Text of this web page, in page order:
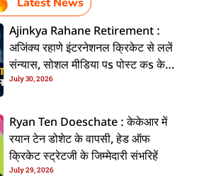
Latest News
Ajinkya Rahane Retirement :
अजिंक्य रहाणे इंटरनेशनल क्रिकेट से ललें
संन्यास, सोशल मीडिया पs पोस्ट कs के
कइलें एलान
July 30, 2026
Ryan Ten Doeschate : केकेआर में
रयान टेन डोशेट के वापसी, हेड ऑफ
क्रिकेट स्ट्रेटजी के जिम्मेदारी संभरिहें
July 29, 2026